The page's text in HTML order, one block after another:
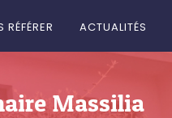
RÉFÉRER ACTUALITÉS
Massilia